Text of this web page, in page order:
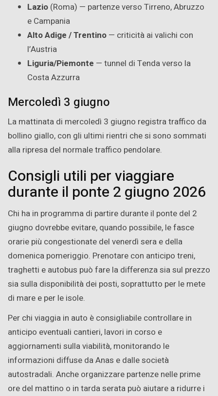
Lazio (Roma) — partenze verso Tirreno, Abruzzo
e Campania
Alto Adige / Trentino — criticità ai valichi con
l’Austria
Liguria/Piemonte — tunnel di Tenda verso la
Costa Azzurra
Mercoledì 3 giugno
La mattinata di mercoledì 3 giugno registra traffico da
bollino giallo, con gli ultimi rientri che si sono sommati
alla ripresa del normale traffico pendolare.
Consigli utili per viaggiare
durante il ponte 2 giugno 2026
Chi ha in programma di partire durante il ponte del 2
giugno dovrebbe evitare, quando possibile, le fasce
orarie più congestionate del venerdì sera e della
domenica pomeriggio. Prenotare con anticipo treni,
traghetti e autobus può fare la differenza sia sul prezzo
sia sulla disponibilità dei posti, soprattutto per le mete
di mare e per le isole.
Per chi viaggia in auto è consigliabile controllare in
anticipo eventuali cantieri, lavori in corso e
aggiornamenti sulla viabilità, monitorando le
informazioni diffuse da Anas e dalle società
autostradali. Anche organizzare partenze nelle prime
ore del mattino o in tarda serata può aiutare a ridurre i